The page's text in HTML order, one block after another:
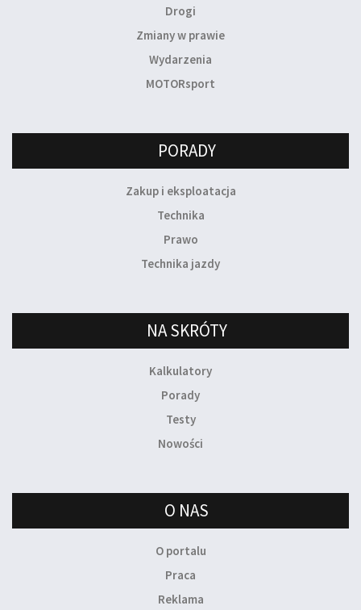
Drogi
Zmiany w prawie
Wydarzenia
MOTORsport
PORADY
Zakup i eksploatacja
Technika
Prawo
Technika jazdy
NA SKRÓTY
Kalkulatory
Porady
Testy
Nowości
O NAS
O portalu
Praca
Reklama